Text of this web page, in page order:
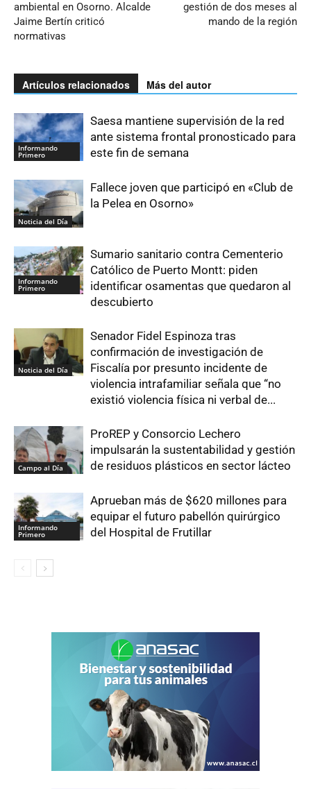
ambiental en Osorno. Alcalde
Jaime Bertín criticó
normativas
gestión de dos meses al
mando de la región
Artículos relacionados Más del autor
Informando
Primero
Saesa mantiene supervisión de la red
ante sistema frontal pronosticado para
este fin de semana
Noticia del Día
Fallece joven que participó en «Club de
la Pelea en Osorno»
Informando
Primero
Sumario sanitario contra Cementerio
Católico de Puerto Montt: piden
identificar osamentas que quedaron al
descubierto
Noticia del Día
Senador Fidel Espinoza tras
confirmación de investigación de
Fiscalía por presunto incidente de
violencia intrafamiliar señala que “no
existió violencia física ni verbal de...
Campo al Día
ProREP y Consorcio Lechero
impulsarán la sustentabilidad y gestión
de residuos plásticos en sector lácteo
Informando
Primero
Aprueban más de $620 millones para
equipar el futuro pabellón quirúrgico
del Hospital de Frutillar